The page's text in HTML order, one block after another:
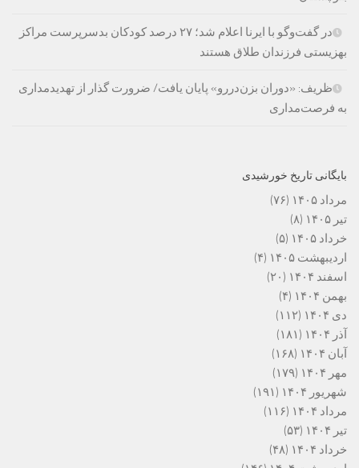
در گفت‌وگو با ایرنا اعلام شد؛ ۲۷ درصد کودکان بدسرپرست مراکز
بهزیستی فرزندان طلاق هستند
ظریف: «دوران بزن‌دررو» پایان یافت/ ضرورت گذار از تهدیدمداری
به فرصت‌مداری
بایگانی تاریخ خورشیدی
مرداد ۱۴۰۵
(۷۶)
تیر ۱۴۰۵
(۸)
خرداد ۱۴۰۵
(۵)
اردیبهشت ۱۴۰۵
(۴)
اسفند ۱۴۰۴
(۲۰)
بهمن ۱۴۰۴
(۴)
دی ۱۴۰۴
(۱۱۲)
آذر ۱۴۰۴
(۱۸۱)
آبان ۱۴۰۴
(۱۶۸)
مهر ۱۴۰۴
(۱۷۹)
شهریور ۱۴۰۴
(۱۹۱)
مرداد ۱۴۰۴
(۱۱۶)
تیر ۱۴۰۴
(۵۳)
خرداد ۱۴۰۴
(۴۸)